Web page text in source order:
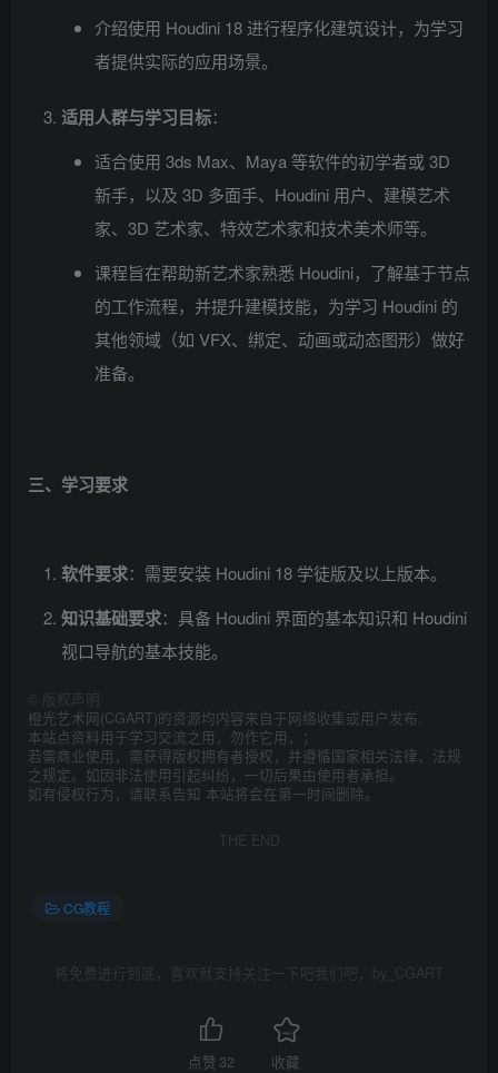
介绍使用 Houdini 18 进行程序化建筑设计，为学习
者提供实际的应用场景。
适用人群与学习目标：
适合使用 3ds Max、Maya 等软件的初学者或 3D
新手，以及 3D 多面手、Houdini 用户、建模艺术
家、3D 艺术家、特效艺术家和技术美术师等。
课程旨在帮助新艺术家熟悉 Houdini，了解基于节点
的工作流程，并提升建模技能，为学习 Houdini 的
其他领域（如 VFX、绑定、动画或动态图形）做好
准备。
三、学习要求
软件要求：需要安装 Houdini 18 学徒版及以上版本。
知识基础要求：具备 Houdini 界面的基本知识和 Houdini
视口导航的基本技能。
版权声明
橙光艺术网(CGART)的资源均内容来自于网络收集或用户发布.
本站点资料用于学习交流之用，勿作它用，；
若需商业使用，需获得版权拥有者授权，并遵循国家相关法律、法规
之规定。如因非法使用引起纠纷，一切后果由使用者承担。
如有侵权行为，请联系告知 本站将会在第一时间删除。
THE END
CG教程
将免费进行到底，喜欢就支持关注一下吧我们吧，by_CGART
点赞 32 收藏